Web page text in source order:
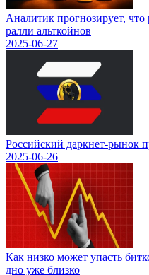
Аналитик прогнозирует,
ралли альткойнов
2025-06-27
Российский даркнет-рынок
2025-06-26
Как низко может упасть
дно уже близко